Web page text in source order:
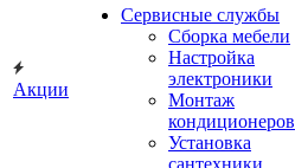
Акции
Сервисные службы
Сборка мебели
Настройка
электроники
Монтаж
кондиционеров
Установка
сантехники